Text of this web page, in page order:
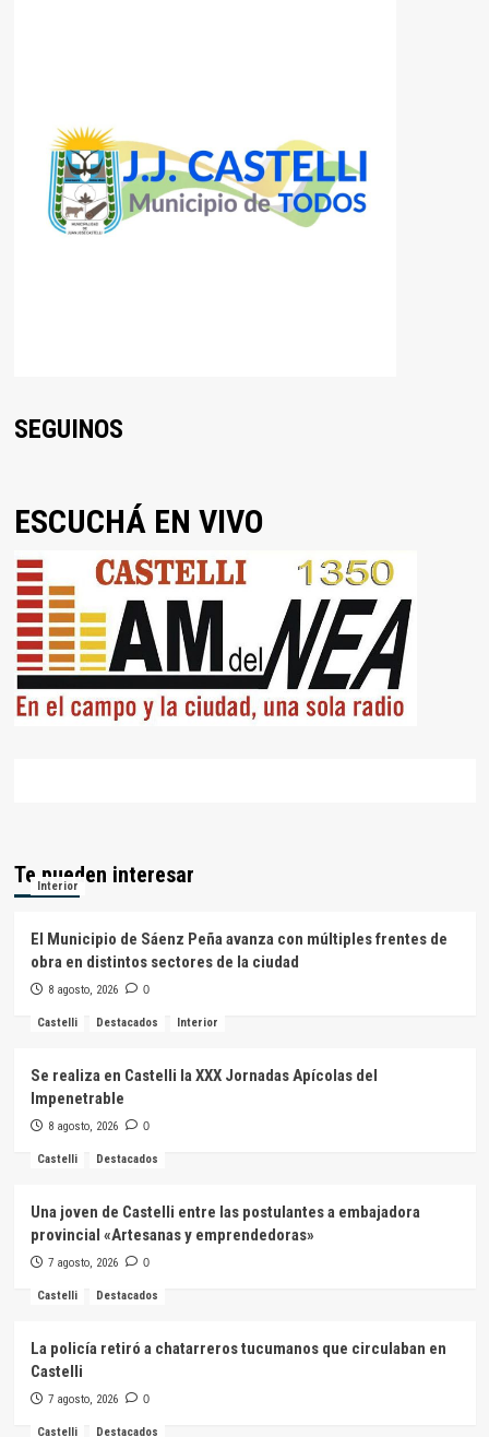
SEGUINOS
ESCUCHÁ EN VIVO
Te pueden interesar
Interior
El Municipio de Sáenz Peña avanza con múltiples frentes de
obra en distintos sectores de la ciudad
8 agosto, 2026 0
Castelli Destacados Interior
Se realiza en Castelli la XXX Jornadas Apícolas del
Impenetrable
8 agosto, 2026 0
Castelli Destacados
Una joven de Castelli entre las postulantes a embajadora
provincial «Artesanas y emprendedoras»
7 agosto, 2026 0
Castelli Destacados
La policía retiró a chatarreros tucumanos que circulaban en
Castelli
7 agosto, 2026 0
Castelli Destacados